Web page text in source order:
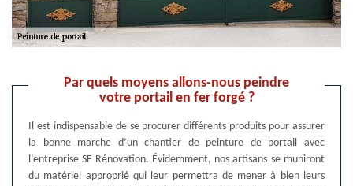
Par quels moyens allons-nous peindre
votre portail en fer forgé ?
Il est indispensable de se procurer différents produits pour assurer
la bonne marche d’un chantier de peinture de portail avec
l’entreprise SF Rénovation. Évidemment, nos artisans se muniront
du matériel approprié qui leur permettra de mener à bien leurs